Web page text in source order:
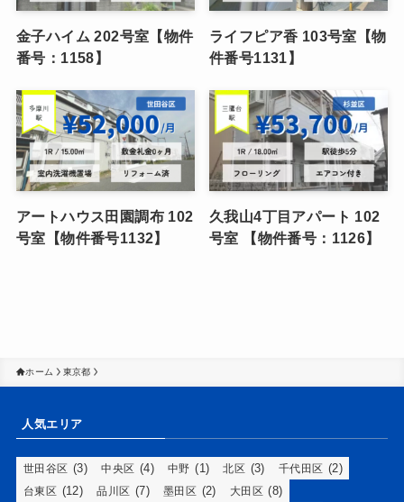
金子ハイム 202号室【物件
番号：1158】
ライフピア香 103号室【物
件番号1131】
アートハウス田園調布 102
号室【物件番号1132】
久我山4丁目アパート 102
号室 【物件番号：1126】
ホーム 東京都
人気エリア
世田谷区 (3) 中央区 (4) 中野 (1) 北区 (3) 千代田区 (2)
台東区 (12) 品川区 (7) 墨田区 (2) 大田区 (8)